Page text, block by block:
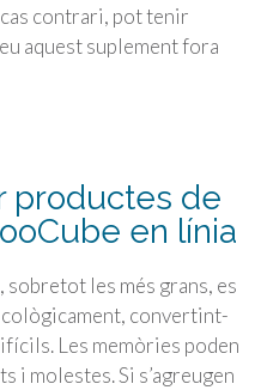
contrari, pot tenir
aquest suplement fora
productes de
en línia
les més grans, es
convertint-
Les memòries poden
i molestes. Si s’agreugen